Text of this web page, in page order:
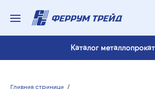
Каталог
Главная страница /